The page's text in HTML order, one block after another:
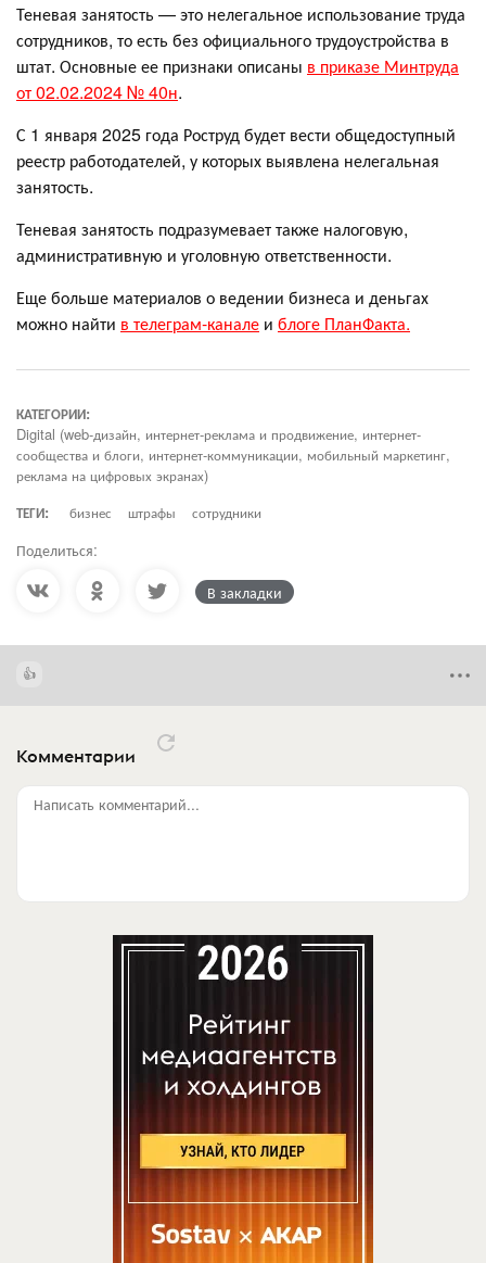
Теневая занятость — это нелегальное использование труда
сотрудников, то есть без официального трудоустройства в
штат. Основные ее признаки описаны в приказе Минтруда
от 02.02.2024 № 40н.
С 1 января 2025 года Роструд будет вести общедоступный
реестр работодателей, у которых выявлена нелегальная
занятость.
Теневая занятость подразумевает также налоговую,
административную и уголовную ответственности.
Еще больше материалов о ведении бизнеса и деньгах
можно найти в телеграм-канале и блоге ПланФакта.
КАТЕГОРИИ:
Digital (web-дизайн, интернет-реклама и продвижение, интернет-
сообщества и блоги, интернет-коммуникации, мобильный маркетинг,
реклама на цифровых экранах)
ТЕГИ:
бизнес штрафы сотрудники
Поделиться:
В закладки
Комментарии
Написать комментарий...